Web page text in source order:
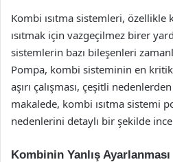
Kombi ısıtma sistemleri, özellikle
ısıtmak için vazgeçilmez birer
sistemlerin bazı bileşenleri
Pompa, kombi sisteminin en
aşırı çalışması, çeşitli
makalede, kombi ısıtma sistemi
nedenlerini detaylı bir şekilde
Kombinin Yanlış Ayarlanması